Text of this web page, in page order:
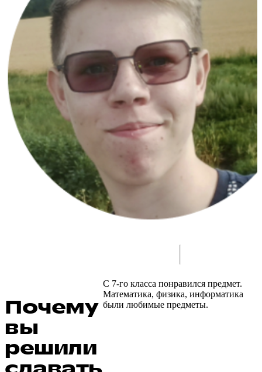
Почему
вы
решили
С 7-го класса понравился предмет.
Математика, физика, информатика
были любимые предметы.